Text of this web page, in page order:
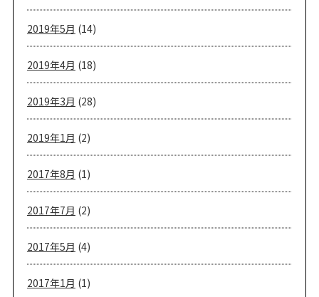
2019年5月 (14)
2019年4月 (18)
2019年3月 (28)
2019年1月 (2)
2017年8月 (1)
2017年7月 (2)
2017年5月 (4)
2017年1月 (1)